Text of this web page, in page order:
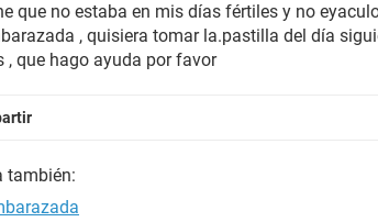
que no estaba en mis días fértiles y no
, quisiera tomar la.pastilla del día
, que hago ayuda por favor
también: